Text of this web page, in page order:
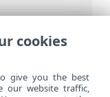
ESET Safe
зиянды
cookies
give you the best
our website traffic,